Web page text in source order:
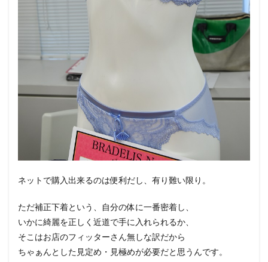
ネットで購入出来るのは便利だし、有り難い限り。
ただ補正下着という、自分の体に一番密着し、
いかに綺麗を正しく近道で手に入れられるか、
そこはお店のフィッターさん無しな訳だから
ちゃぁんとした見定め・見極めが必要だと思うんです。